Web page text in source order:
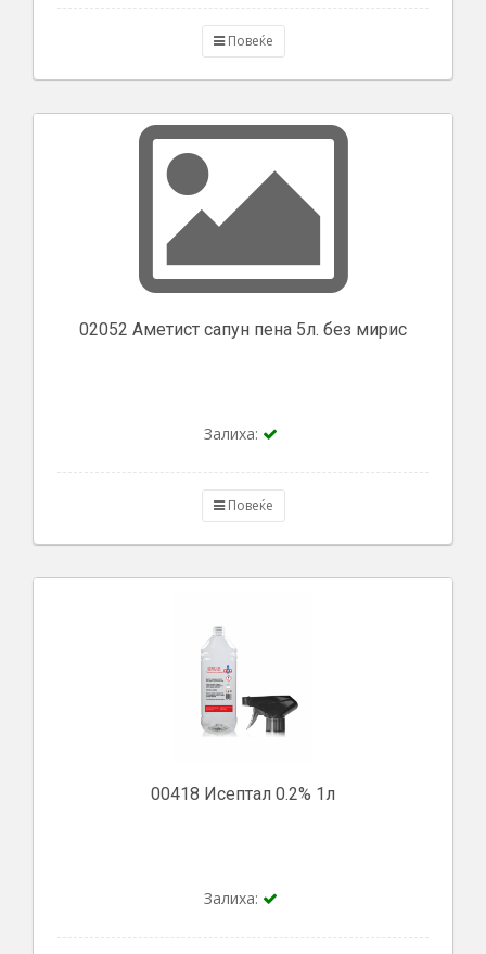
Повеќе
02052 Аметист сапун пена 5л. без мирис
Залиха:
Повеќе
00418 Исептал 0.2% 1л
Залиха: